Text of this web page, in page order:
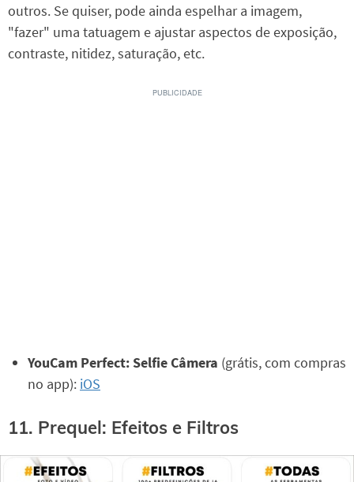
outros. Se quiser, pode ainda espelhar a imagem,
"fazer" uma tatuagem e ajustar aspectos de exposição,
contraste, nitidez, saturação, etc.
YouCam Perfect: Selfie Câmera (grátis, com compras
no app): iOS
11. Prequel: Efeitos e Filtros